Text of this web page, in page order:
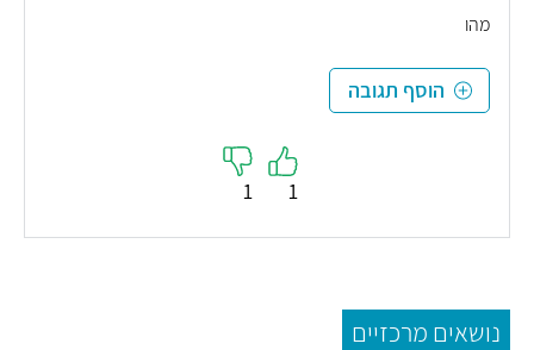
מהו
הוסף תגובה
1
1
נושאים מרכזיים